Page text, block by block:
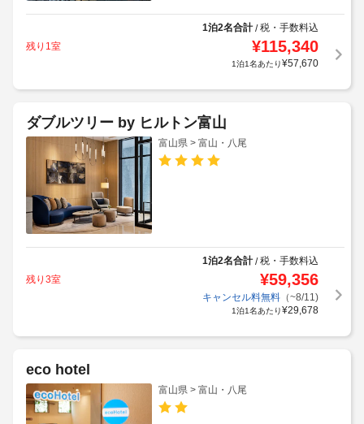
1泊2名合計/税・手数料込
残り1室
¥115,340
1泊1名あたり¥57,670
ダブルツリー by ヒルトン富山
富山県 > 富山・八尾
1泊2名合計/税・手数料込
残り3室
¥59,356
キャンセル料無料（~8/11)
1泊1名あたり¥29,678
eco hotel
富山県 > 富山・八尾